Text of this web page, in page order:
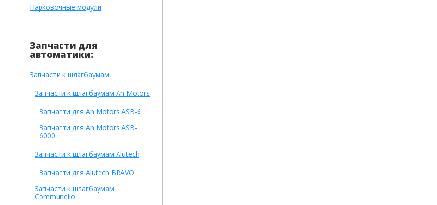
Парковочные модули
Запчасти для
автоматики:
Запчасти к шлагбаумам
Запчасти к шлагбаумам An Motors
Запчасти для An Motors ASB-6
Запчасти для An Motors ASB-
6000
Запчасти к шлагбаумам Alutech
Запчасти для Alutech BRAVO
Запчасти к шлагбаумам
Communello